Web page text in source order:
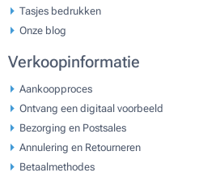
Tasjes bedrukken
Onze blog
Verkoopinformatie
Aankoopproces
Ontvang een digitaal voorbeeld
Bezorging en Postsales
Annulering en Retourneren
Betaalmethodes